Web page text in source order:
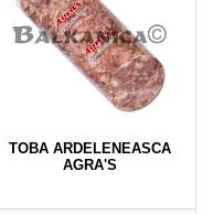
TOBA ARDELENEASCA
AGRA'S